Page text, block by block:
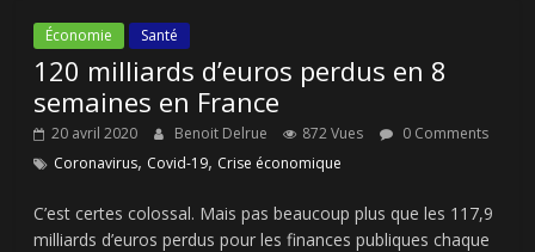
Économie Santé
120 milliards d’euros perdus en 8
semaines en France
20 avril 2020 Benoit Delrue 872 Vues
0 Comments
Coronavirus, Covid-19, Crise économique
C’est certes colossal. Mais pas beaucoup plus que les 117,9
milliards d’euros perdus pour les finances publiques chaque